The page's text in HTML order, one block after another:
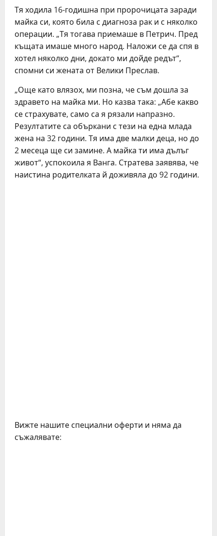
Тя ходила 16-годишна при пророчицата заради
майка си, която била с диагноза рак и с няколко
операции. „Тя тогава приемаше в Петрич. Пред
къщата имаше много народ. Наложи се да спя в
хотел няколко дни, докато ми дойде редът“,
спомни си жената от Велики Преслав.
„Още като влязох, ми позна, че съм дошла за
здравето на майка ми. Но казва така: „Абе какво
се страхувате, само са я рязали напразно.
Резултатите са объркани с тези на една млада
жена на 32 години. Тя има две малки деца, но до
2 месеца ще си замине. А майка ти има дълъг
живот“, успокоила я Ванга. Стратева заявява, че
наистина родителката й доживяла до 92 години.
Вижте нашите специални оферти и няма да
съжалявате: